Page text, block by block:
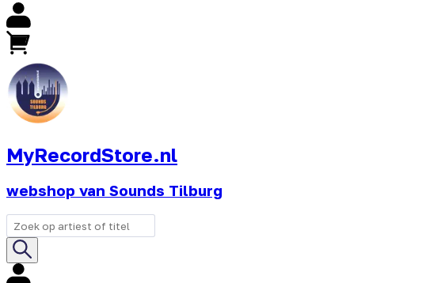
MyRecordStore.nl
webshop van Sounds Tilburg